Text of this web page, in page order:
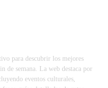
para descubrir los mejores
de semana. La web destaca por
eventos culturales,